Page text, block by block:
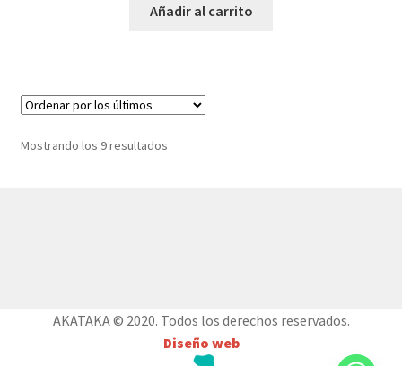
Añadir al carrito
Mostrando los 9 resultadosOrdenado
AKATAKA © 2020. Todos los derechos reservados.
Diseño web